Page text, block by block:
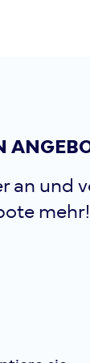
an und
mehr!